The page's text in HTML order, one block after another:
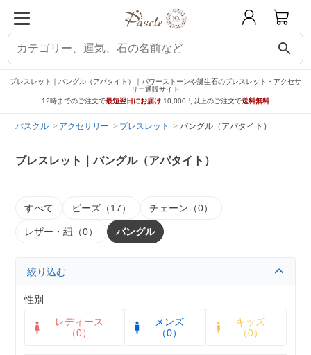
search
ブレスレット｜バングル（アパタイト）｜パワーストーンや誕生石のブレスレット・アクセサ
リー通販サイト
12時までのご注文で最短翌日にお届け 10,000円以上のご注文で送料無料
パスクル アクセサリー ブレスレット バングル（アパタイト）
ブレスレット｜バングル（アパタイト）
すべて ビーズ（17） チェーン（0）
レザー・紐（0） バングル
絞り込む
性別
レディース
（0）
メンズ
（0）
キッズ
（0）